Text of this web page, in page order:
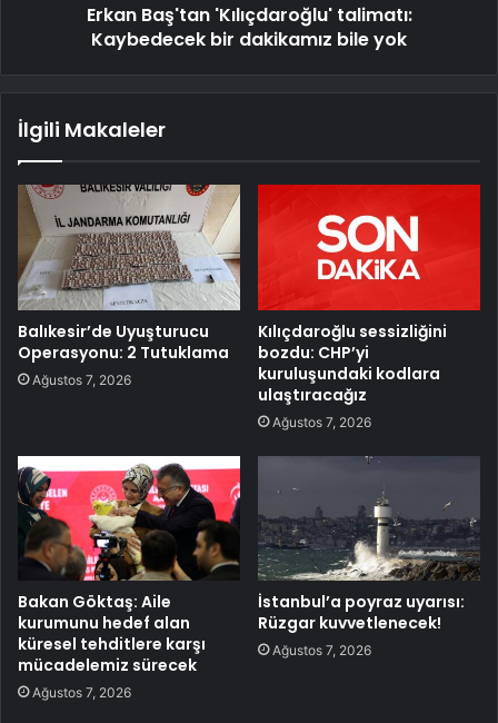
Erkan Baş'tan 'Kılıçdaroğlu' talimatı:
Kaybedecek bir dakikamız bile yok
İlgili Makaleler
Balıkesir’de Uyuşturucu
Operasyonu: 2 Tutuklama
Ağustos 7, 2026
Kılıçdaroğlu sessizliğini
bozdu: CHP’yi
kuruluşundaki kodlara
ulaştıracağız
Ağustos 7, 2026
Bakan Göktaş: Aile
kurumunu hedef alan
küresel tehditlere karşı
mücadelemiz sürecek
Ağustos 7, 2026
İstanbul’a poyraz uyarısı:
Rüzgar kuvvetlenecek!
Ağustos 7, 2026